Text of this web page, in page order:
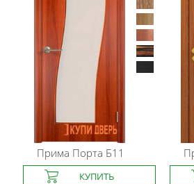
Прима Порта Б11